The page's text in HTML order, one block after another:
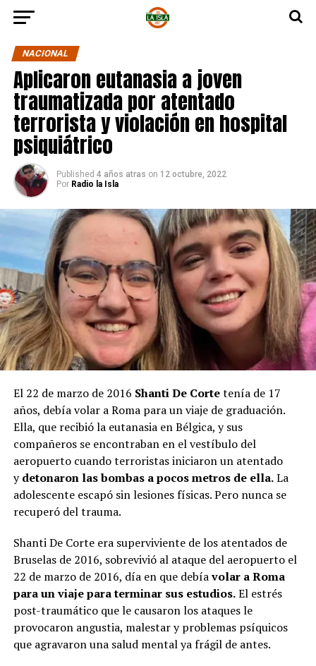
NACIONAL
Aplicaron eutanasia a joven
traumatizada por atentado
terrorista y violación en hospital
psiquiátrico
Published 4 años atras on 12 octubre, 2022
Por Radio la Isla
El 22 de marzo de 2016 Shanti De Cortetenía de 17
años, debía volar a Roma para un viaje de graduación.
Ella, que recibió la eutanasia en Bélgica, y sus
compañeros se encontraban en el vestíbulo del
aeropuerto cuando terroristas iniciaron un atentado
ydetonaron las bombas a pocos metros de ella.La
adolescente escapó sin lesiones físicas. Pero nunca se
recuperó del trauma.
Shanti De Corte era superviviente de los atentados de
Bruselas de 2016, sobrevivió al ataque del aeropuerto el
22 de marzo de 2016, día en que debíavolar a Roma
para un viaje para terminar sus estudios.El estrés
post-traumático que le causaron los ataques le
provocaron angustia, malestar y problemas psíquicos
que agravaron una salud mental ya frágil de antes.